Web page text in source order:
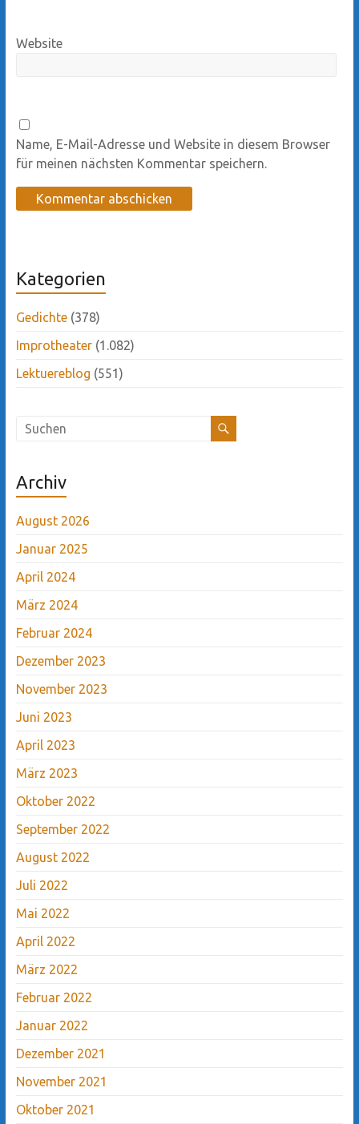
Website
Name, E-Mail-Adresse und Website in diesem Browser
für meinen nächsten Kommentar speichern.
Kategorien
Gedichte(378)
Improtheater(1.082)
Lektuereblog (551)
Archiv
August 2026
Januar 2025
April 2024
März 2024
Februar 2024
Dezember 2023
November 2023
Juni 2023
April 2023
März 2023
Oktober 2022
September 2022
August 2022
Juli 2022
Mai 2022
April 2022
März 2022
Februar 2022
Januar 2022
Dezember 2021
November 2021
Oktober 2021